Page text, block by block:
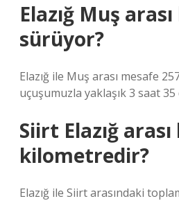
Elazığ Muş
sürüyor?
Elazığ ile Muş arası mesafe
uçuşumuzla yaklaşık 3 saat
Siirt Elazığ
kilometredir?
Elazığ ile Siirt arasındaki